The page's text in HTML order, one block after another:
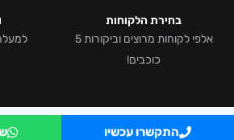
בחירת הלקוחות
אלפי לקוחות מרוצים וביקורות 5
כוכבים!
למעלה מ-30
התקשרו עכשיו